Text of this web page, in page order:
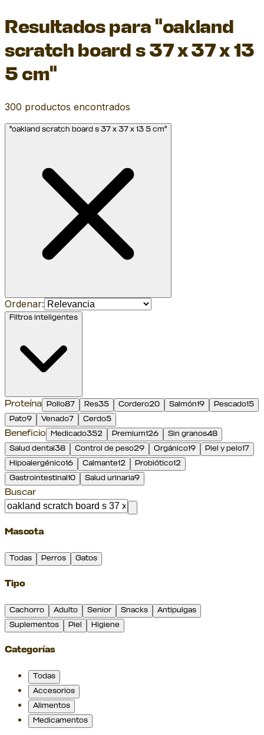
Resultados para "oakland
scratch board s 37 x 37 x 13
5 cm"
300 productos encontrados
"oakland scratch board s 37 x 37 x 13 5 cm"
Ordenar:
Filtros inteligentes
Proteína Pollo87 Res35 Cordero20 Salmón19 Pescado15
Pato9 Venado7 Cerdo5
Beneficio Medicado352 Premium126 Sin granos48
Salud dental38 Control de peso29 Orgánico19 Piel y pelo17
Hipoalergénico16 Calmante12 Probiótico12
Gastrointestinal10 Salud urinaria9
Buscar
Mascota
Todas Perros Gatos
Tipo
Cachorro Adulto Senior Snacks
Antipulgas
Suplementos
Piel Higiene
Categorías
Todas
Accesorios
Alimentos
Medicamentos